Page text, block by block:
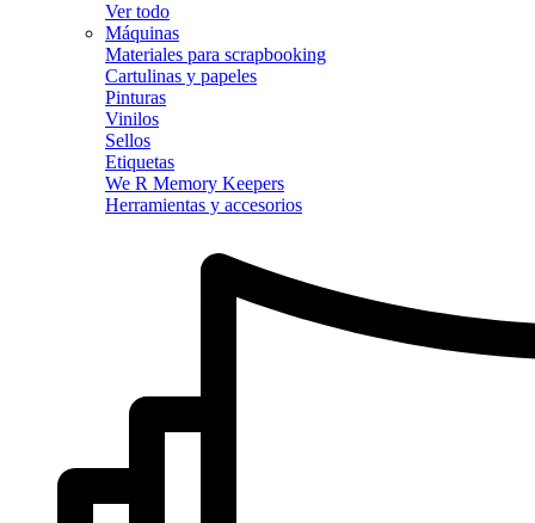
Ver todo
Máquinas
Materiales para scrapbooking
Cartulinas y papeles
Pinturas
Vinilos
Sellos
Etiquetas
We R Memory Keepers
Herramientas y accesorios